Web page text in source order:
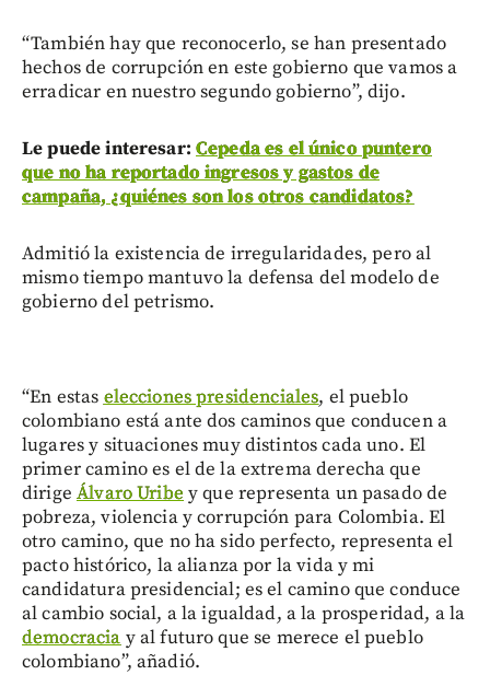
“También hay que reconocerlo, se han presentado
hechos de corrupción en este gobierno que vamos a
erradicar en nuestro segundo gobierno”, dijo.
Le puede interesar: Cepeda es el único puntero
que no ha reportado ingresos y gastos de
campaña, ¿quiénes son los otros candidatos?
Admitió la existencia de irregularidades, pero al
mismo tiempo mantuvo la defensa del modelo de
gobierno del petrismo.
“En estas elecciones presidenciales, el pueblo
colombiano está ante dos caminos que conducen a
lugares y situaciones muy distintos cada uno. El
primer camino es el de la extrema derecha que
dirigeÁlvaro Uribe y que representa un pasado de
pobreza, violencia y corrupción para Colombia. El
otro camino, que no ha sido perfecto, representa el
pacto histórico, la alianza por la vida y mi
candidatura presidencial; es el camino que conduce
al cambio social, a la igualdad, a la prosperidad, a la
democracia y al futuro que se merece el pueblo
colombiano”, añadió.